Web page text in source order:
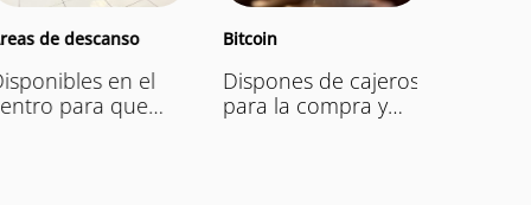
de descanso
de descanso
en el
para que
Bitcoin
Bitcoin
Dispones de cajeros
para la compra y